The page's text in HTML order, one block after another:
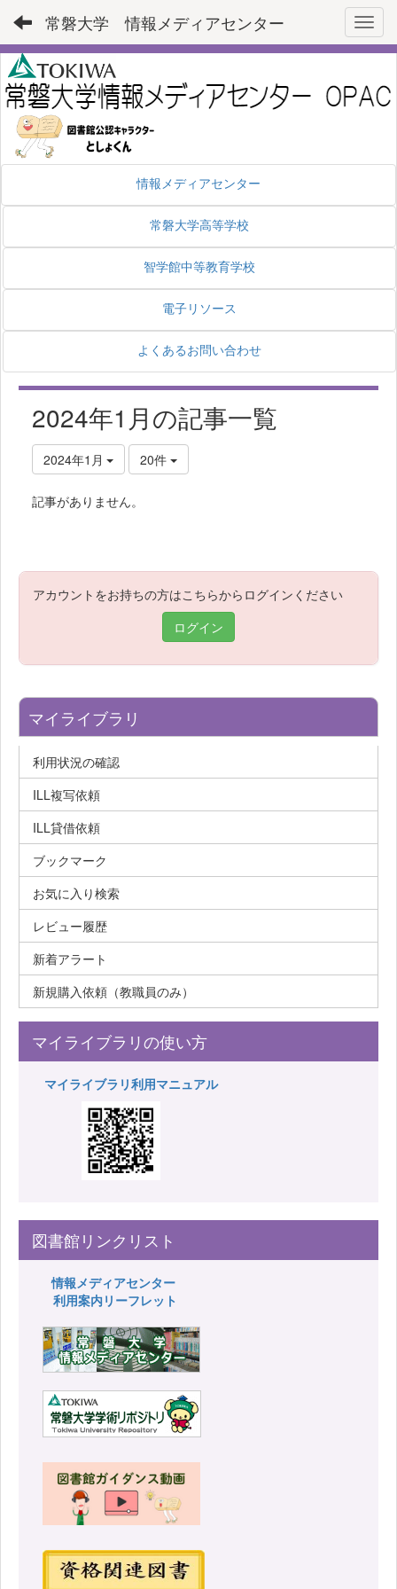
常磐大学 情報メディアセンター
情報メディアセンター
常磐大学高等学校
智学館中等教育学校
電子リソース
よくあるお問い合わせ
2024年1月の記事一覧
2024年1月 20件
記事がありません。
アカウントをお持ちの方はこちらからログインください
ログイン
マイライブラリ
利用状況の確認
ILL複写依頼
ILL貸借依頼
ブックマーク
お気に入り検索
レビュー履歴
新着アラート
新規購入依頼（教職員のみ）
マイライブラリの使い方
マイライブラリ利用マニュアル
図書館リンクリスト
情報メディアセンター
利用案内リーフレット